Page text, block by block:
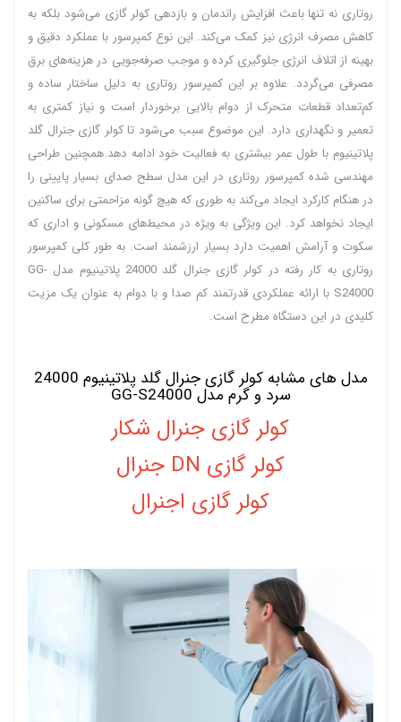
روتاری نه تنها باعث افزایش راندمان و بازدهی کولر گازی می‌شود بلکه به
کاهش مصرف انرژی نیز کمک می‌کند. این نوع کمپرسور با عملکرد دقیق و
بهینه از اتلاف انرژی جلوگیری کرده و موجب صرفه‌جویی در هزینه‌های برق
مصرفی می‌گردد. علاوه بر این کمپرسور روتاری به دلیل ساختار ساده و
کم‌تعداد قطعات متحرک از دوام بالایی برخوردار است و نیاز کمتری به
تعمیر و نگهداری دارد. این موضوع سبب می‌شود تا کولر گازی جنرال گلد
پلاتینیوم با طول عمر بیشتری به فعالیت خود ادامه دهد.همچنین طراحی
مهندسی شده کمپرسور روتاری در این مدل سطح صدای بسیار پایینی را
در هنگام کارکرد ایجاد می‌کند به طوری که هیچ گونه مزاحمتی برای ساکنین
ایجاد نخواهد کرد. این ویژگی به ویژه در محیط‌های مسکونی و اداری که
سکوت و آرامش اهمیت دارد بسیار ارزشمند است. به طور کلی کمپرسور
روتاری به کار رفته در کولر گازی جنرال گلد 24000 پلاتینیوم مدل GG-
S24000 با ارائه عملکردی قدرتمند کم صدا و با دوام به عنوان یک مزیت
کلیدی در این دستگاه مطرح است.
مدل های مشابه کولر گازی جنرال گلد پلاتینیوم 24000
سرد و گرم مدل GG-S24000
کولر گازی جنرال شکار
کولر گازی DN جنرال
کولر گازی اجنرال